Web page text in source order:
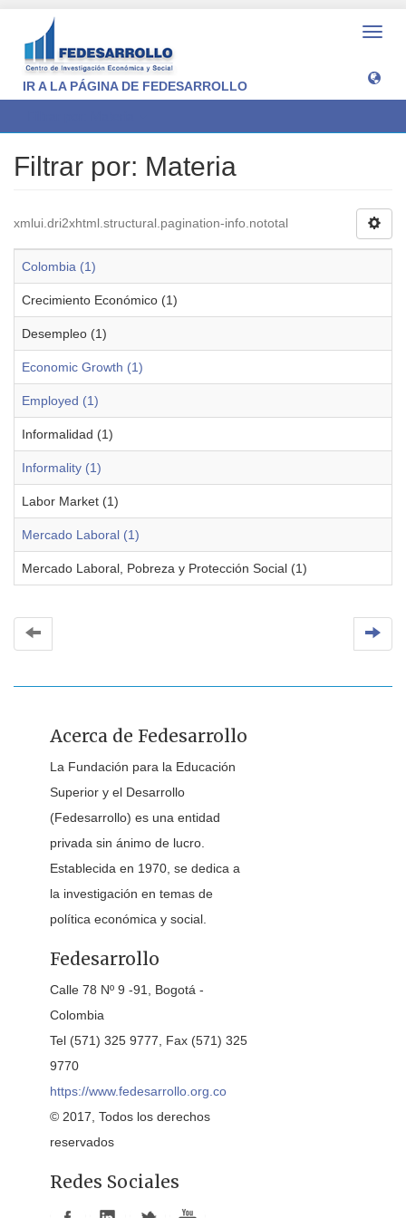
IR A LA PÁGINA DE FEDESARROLLO
Filtrar por: Materia
xmlui.dri2xhtml.structural.pagination-info.nototal
Colombia (1)
Crecimiento Económico (1)
Desempleo (1)
Economic Growth (1)
Employed (1)
Informalidad (1)
Informality (1)
Labor Market (1)
Mercado Laboral (1)
Mercado Laboral, Pobreza y Protección Social (1)
Acerca de Fedesarrollo
La Fundación para la Educación
Superior y el Desarrollo
(Fedesarrollo) es una entidad
privada sin ánimo de lucro.
Establecida en 1970, se dedica a
la investigación en temas de
política económica y social.
Fedesarrollo
Calle 78 Nº 9 -91, Bogotá -
Colombia
Tel (571) 325 9777, Fax (571) 325
9770
https://www.fedesarrollo.org.co
© 2017, Todos los derechos
reservados
Redes Sociales